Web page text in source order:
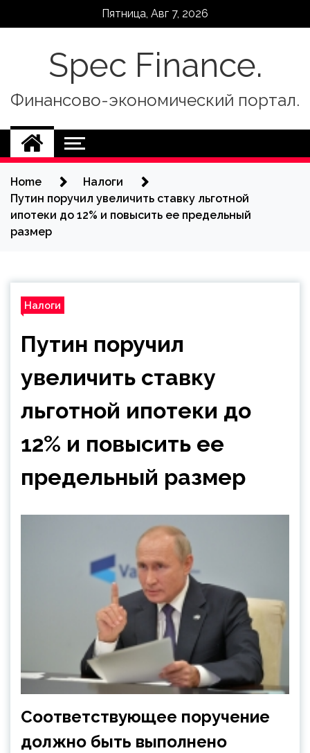
Пятница, Авг 7, 2026
Spec Finance.
Финансово-экономический портал.
Home
Налоги
Путин поручил увеличить ставку льготной
ипотеки до 12% и повысить ее предельный
размер
Налоги
Путин поручил
увеличить ставку
льготной ипотеки до
12% и повысить ее
предельный размер
Соответствующее поручение
должно быть выполнено